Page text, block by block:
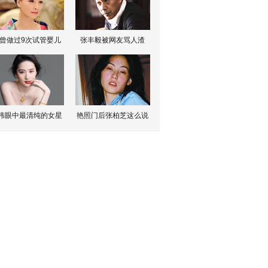
做过9次试管婴儿 张丰毅被网友骂人渣
眼中最清纯的女星 艳照门后张柏芝这么说